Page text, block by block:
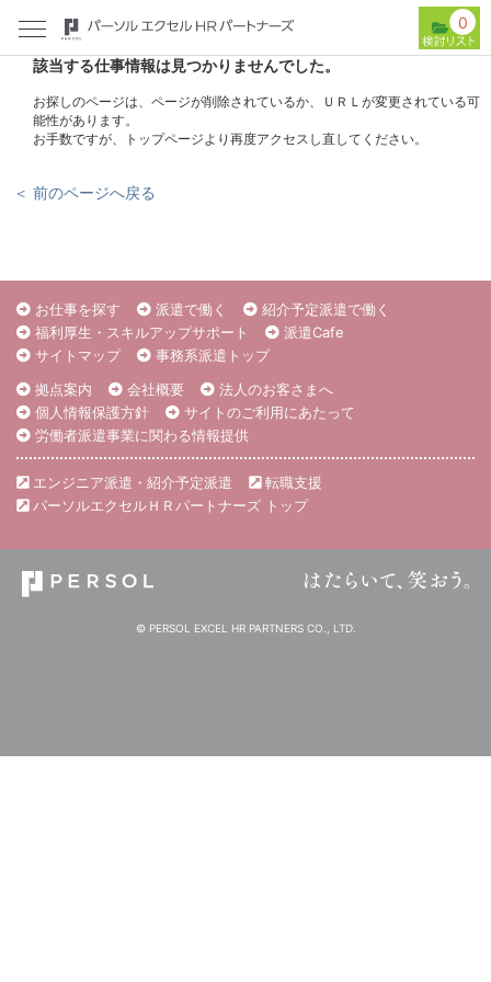
0
該当する仕事情報は見つかりませんでした。
お探しのページは、ページが削除されているか、ＵＲＬが変更されている可
能性があります。
お手数ですが、トップページより再度アクセスし直してください。
＜ 前のページへ戻る
お仕事を探す 派遣で働く
紹介予定派遣で働く
福利厚生・スキルアップサポート
派遣Cafe
サイトマップ
事務系派遣トップ
拠点案内
会社概要
法人のお客さまへ
個人情報保護方針
サイトのご利用にあたって
労働者派遣事業に関わる情報提供
エンジニア派遣・紹介予定派遣
転職支援
パーソルエクセルＨＲパートナーズ トップ
© PERSOL EXCEL HR PARTNERS CO., LTD.